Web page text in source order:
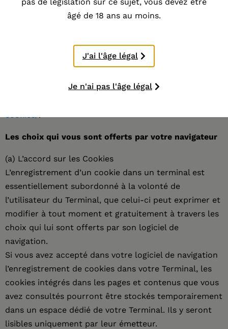
web, y compris sur la façon dont vous pouvez gérer
les paramètres de votre navigateur pour accepter ou
Nationale de l’Informatique et des Libertés
Les choix qui vous sont offerts par votre navigateur
(a) L’accord sur les Cookies
L’enregistrement d’un cookie dans un terminal est
essentiellement subordonné à la volonté de
l’utilisateur du Terminal, que celui-ci peut exprimer et
modifier à tout moment et gratuitement à travers les
choix qui lui sont offerts par son logiciel de
navigation.
Si vous avez accepté dans votre logiciel de navigation
l’enregistrement de cookies dans votre Terminal, les
cookies intégrés dans les pages et contenus que vous
avez consultés pourront être stockés temporairement
dans un espace dédié de votre Terminal. Ils y seront
lisibles uniquement par leur émetteur.
âgé de 18 ans au moins.
J'ai l'âge légal
Je n'ai pas l'âge légal